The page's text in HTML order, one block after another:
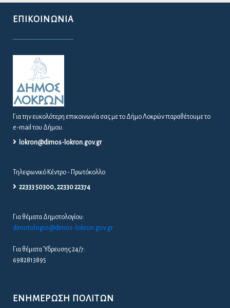
ΕΠΙΚΟΙΝΩΝΊΑ
Για την ευκολότερη επικοινωνία σας με το Δήμο Λοκρών παραθέτουμε το
e-mail του Δήμου.
lokron@dimos-lokron.gov.gr
Τηλεφωνικό Κέντρο - Πρωτόκολλο
22333 50300, 22330 22374
Για θέματα Δημοτολογίου:
dimotologio@dimos-lokron.gov.gr
Για θέματα Ύδρευσης 24/7:
6982813895
ΕΝΗΜΈΡΩΣΗ ΠΟΛΙΤΏΝ